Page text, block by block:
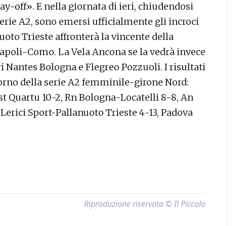
off». E nella giornata di ieri, chiudendosi
A2, sono emersi ufficialmente gli incroci
Trieste affronterà la vincente della
Como. La Vela Ancona se la vedrà invece
Nantes Bologna e Flegreo Pozzuoli. I risultati
della serie A2 femminile-girone Nord:
Quartu 10-2, Rn Bologna-Locatelli 8-8, An
Sport-Pallanuoto Trieste 4-13, Padova
Riproduzione riservata © Il Piccolo